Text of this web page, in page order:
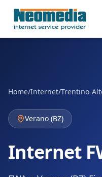
Home/Internet/Trentino-
Verano (BZ)
Internet